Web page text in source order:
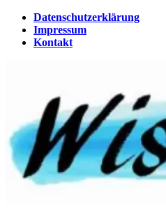
Zum
Inhalt
springen
Datenschutzerklärung
Impressum
Kontakt